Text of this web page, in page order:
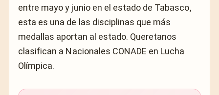
entre mayo y junio en el estado de Tabasco,
esta es una de las disciplinas que más
medallas aportan al estado. Queretanos
clasifican a Nacionales CONADE en Lucha
Olímpica.